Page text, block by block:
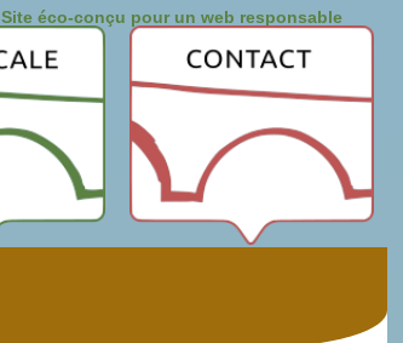
Site éco-conçu pour un web responsable